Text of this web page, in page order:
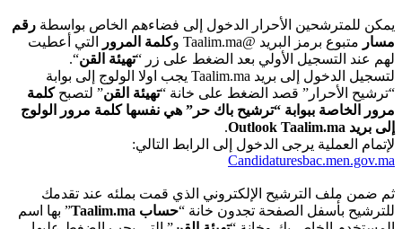
يمكن للمترشحين الأحرار الدخول إلى فضاءهم الخاص بواسطة رقم
مسار متبوع برمز البريد @Taalim.ma و كلمة المرور
التي أعطيت
لهم عند التسجيل الأولي بعد الضغط على زر “تهيئة القن“.
لتسجيل الدخول إلى بريد Taalim.ma يجب اولا الولوج إلى بوابة
“ترشيح الأحرار” قصد الضغط على خانة “تهيئة القن” لتصبحكلمة
مرور الخاصة ببوابة “ترشيح باك حر” هي نفسها كلمة مرور الولوج
إلى بريد Outlook Taalim.ma
.
لإتمام العملية يرجى الدخول إلى الرابط التالي:
Candidaturesbac.men.gov.ma
ثم ضمن ملف الترشيح الإلكتروني الذي قمت بملئه عند تقدمك
للترشيح بأسفل الصفحة تجدون خانة “حساب Taalim.ma
” بها اسم